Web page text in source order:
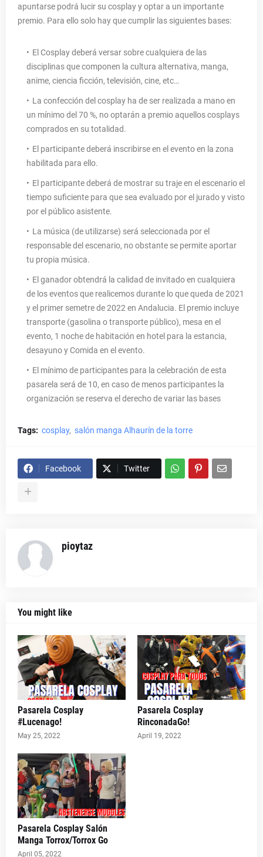
apuntarse podrá lucir su cosplay y optar a un importante
premio. Para ello solo hay que cumplir las siguientes bases:
El Cosplay deberá versar sobre cualquiera de las
disciplinas que componen la cultura alternativa, manga,
anime, ciencia ficción, televisión, cine, etc…
La confección del cosplay ha de ser realizada a mano en
un mínimo del 70 %, no optarán a premio aquellos cosplays
comprados en su totalidad.
El participante deberá inscribirse en el evento en la zona
habilitada para ello.
El participante deberá de mostrar su traje en el escenario el
tiempo suficiente para que sea evaluado por el jurado y visto
por el público asistente.
La música (de utilizarse) será seleccionada por el
responsable del escenario, no obstante se permite aportar
tu propia música.
El ganador obtendrá la calidad de invitado en cualquiera
de los eventos que realicemos durante lo que queda de 2021
y el primer semetre de 2022 en Andalucia. El premio incluye
transporte (gasolina o transporte público), mesa en el
evento, 1 noche de habitación en hotel para la estancia,
desayuno y Comida en el evento.
El mínimo de participantes para la celebración de esta
pasarela será de 10, en caso de menos participantes la
organización se reserva el derecho de variar las bases
Tags: cosplay salón manga Alhaurín de la torre
Facebook Twitter
pioytaz
You might like
Pasarela Cosplay
#Lucenago!
May 25, 2022
Pasarela Cosplay
RinconadaGo!
April 19, 2022
Pasarela Cosplay Salón
Manga Torrox/Torrox Go
April 05, 2022